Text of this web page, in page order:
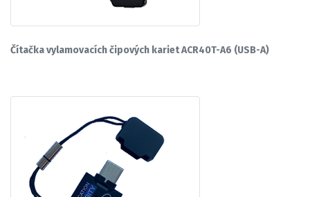
Čítačka vylamovacích čipových kariet ACR40T-A6 (USB-A)